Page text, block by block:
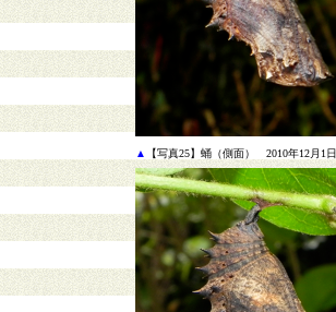
▲ 【写真25】蛹（側面） 2010年12月1日